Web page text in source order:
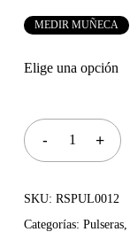
MEDIR MUÑECA
SKU: RSPUL0012
Categorías: Pulseras,